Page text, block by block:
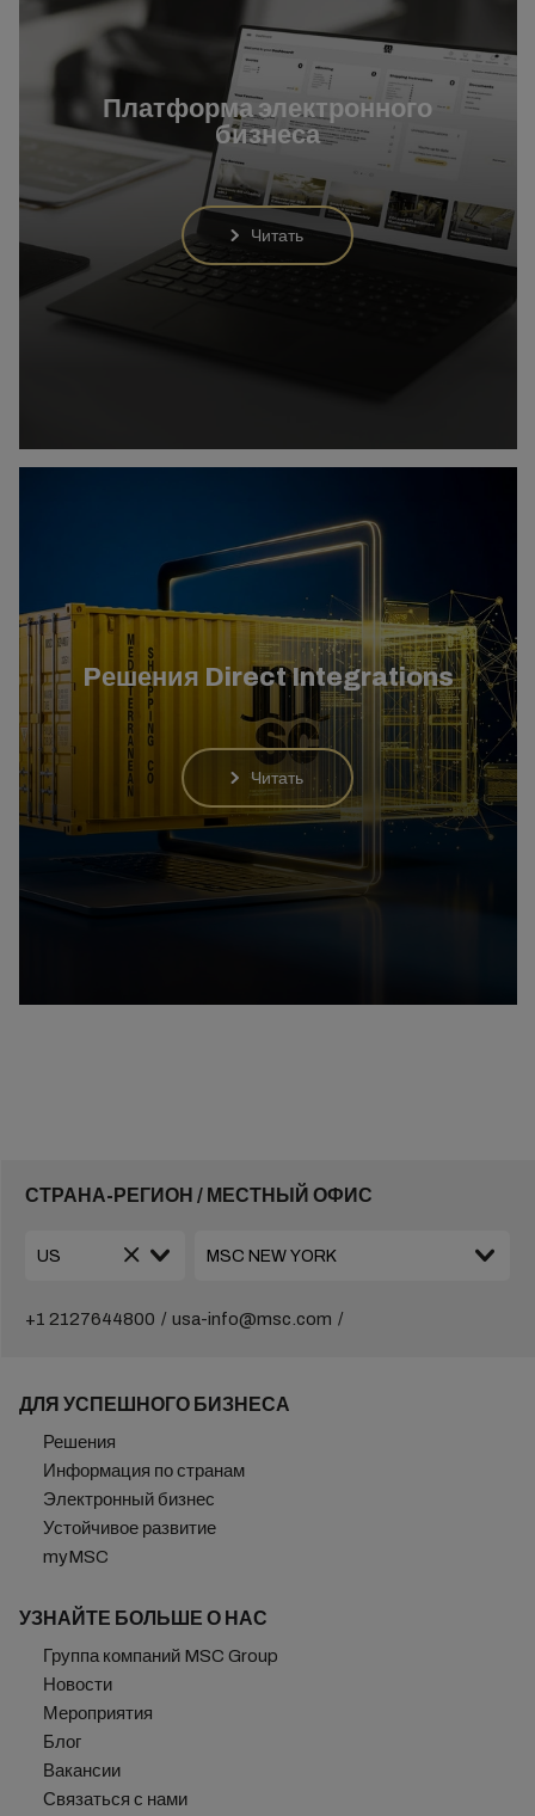
Платформа электронного
бизнеса
Читать
Pешения Direct Integrations
Читать
СТРАНА-РЕГИОН / МЕСТНЫЙ ОФИС
+1 2127644800 usa-info@msc.com
ДЛЯ УСПЕШНОГО БИЗНЕСА
Решения
Информация по странам
Электронный бизнес
Устойчивое развитие
myMSC
УЗНАЙТЕ БОЛЬШЕ О НАС
Группа компаний MSC Group
Новости
Мероприятия
Блог
Вакансии
Связаться с нами